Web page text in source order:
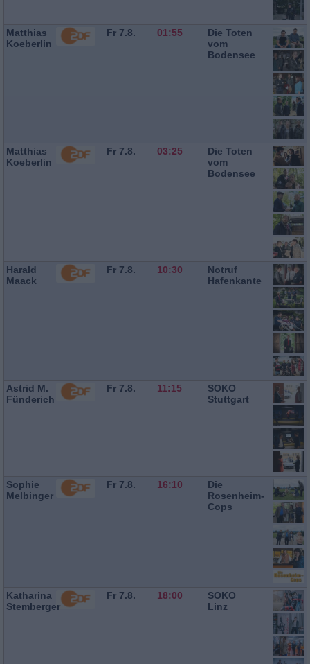
Matthias
Koeberlin
Fr 7.8. 01:55
Die Toten
vom
Bodensee
Matthias
Koeberlin
Fr 7.8. 03:25
Die Toten
vom
Bodensee
Harald
Maack
Fr 7.8. 10:30
Notruf
Hafenkante
Astrid M.
Fünderich
Fr 7.8. 11:15
SOKO
Stuttgart
Sophie
Melbinger
Fr 7.8. 16:10
Die
Rosenheim-
Cops
Katharina
Stemberger
Fr 7.8. 18:00
SOKO
Linz